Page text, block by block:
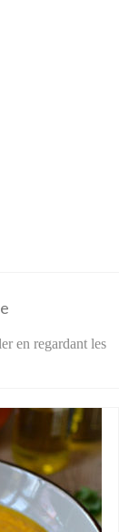
en regardant les